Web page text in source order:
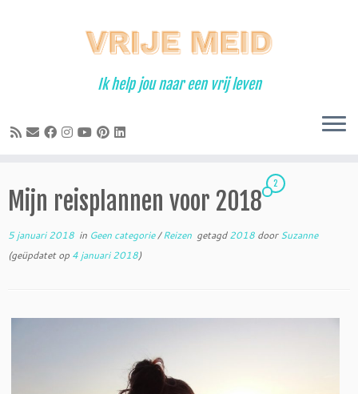
Ik help jou naar een vrij leven
Mijn reisplannen voor 2018
2
5 januari 2018 in Geen categorie/Reizen getagd2018 doorSuzanne
(geüpdatet op 4 januari 2018)